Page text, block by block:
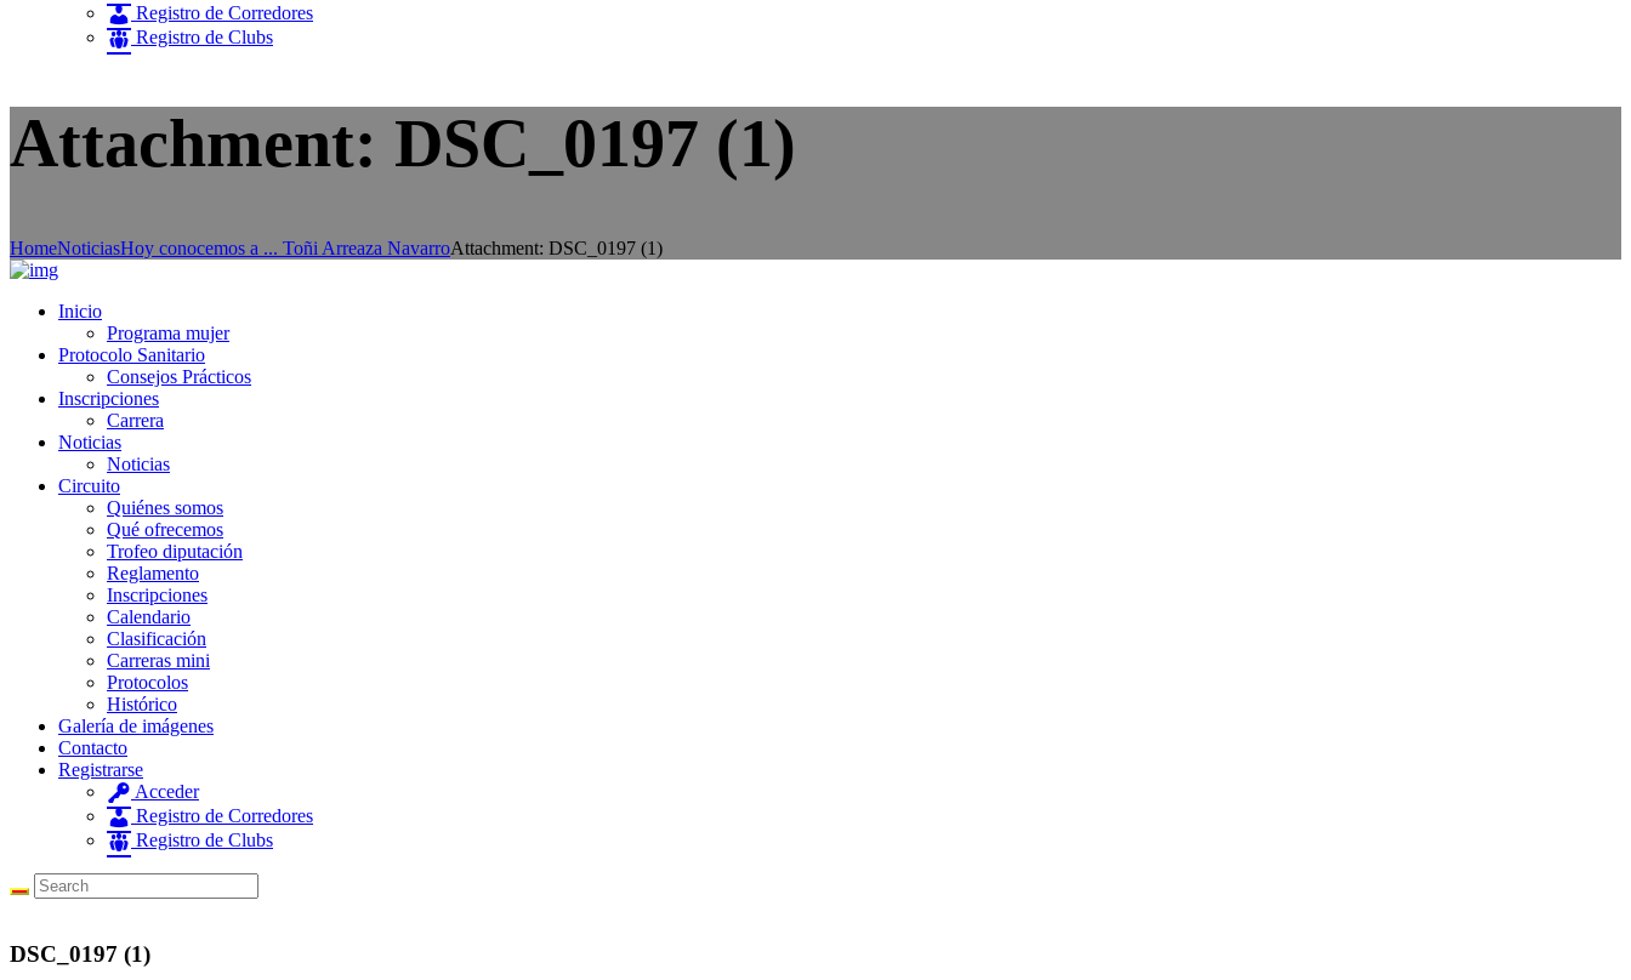
Registro de Corredores
Registro de Clubs
Attachment: DSC_0197 (1)
HomeNoticiasHoy conocemos a ... Toñi Arreaza NavarroAttachment: DSC_0197 (1)
Inicio
Programa mujer
Protocolo Sanitario
Consejos Prácticos
Inscripciones
Carrera
Noticias
Noticias
Circuito
Quiénes somos
Qué ofrecemos
Trofeo diputación
Reglamento
Inscripciones
Calendario
Clasificación
Carreras mini
Protocolos
Histórico
Galería de imágenes
Contacto
Registrarse
Acceder
Registro de Corredores
Registro de Clubs
DSC_0197 (1)